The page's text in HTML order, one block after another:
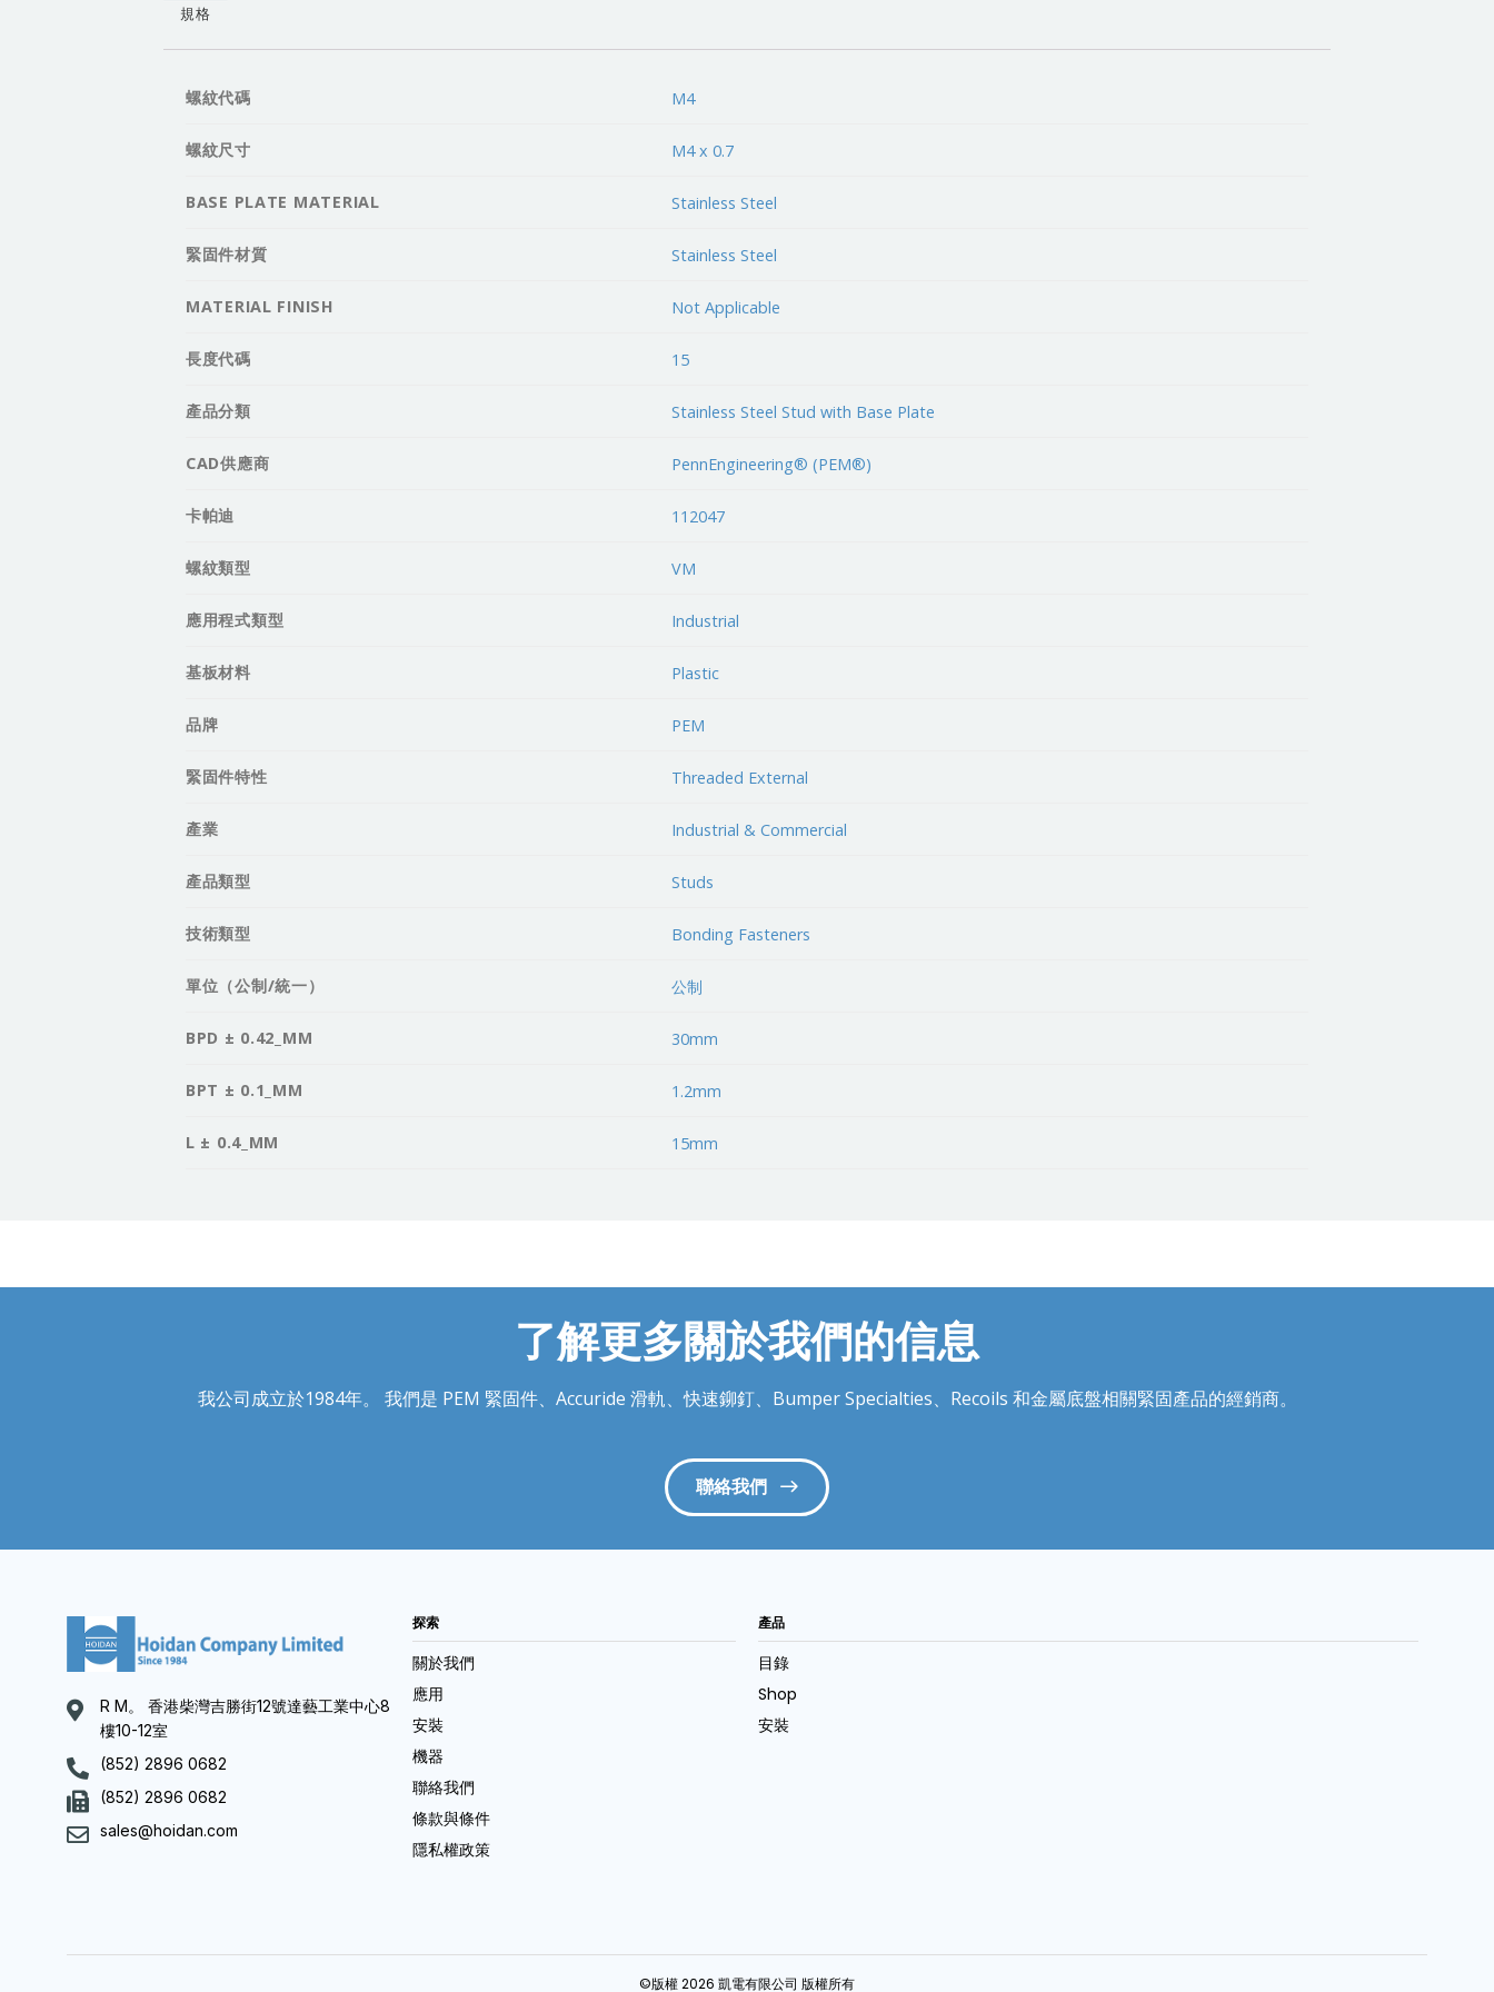
規格
螺紋代碼 M4
螺紋尺寸 M4 x 0.7
BASE PLATE MATERIAL Stainless Steel
緊固件材質 Stainless Steel
MATERIAL FINISH Not Applicable
長度代碼 15
產品分類 Stainless Steel Stud with Base Plate
CAD供應商 PennEngineering® (PEM®)
卡帕迪 112047
螺紋類型 VM
應用程式類型 Industrial
基板材料 Plastic
品牌 PEM
緊固件特性 Threaded External
產業 Industrial & Commercial
產品類型 Studs
技術類型 Bonding Fasteners
單位（公制/統一） 公制
BPD ± 0.42_MM 30mm
BPT ± 0.1_MM 1.2mm
L ± 0.4_MM 15mm
了解更多關於我們的信息
我公司成立於1984年。 我們是 PEM 緊固件、Accuride 滑軌、快速鉚釘、Bumper Specialties、Recoils 和金屬底盤相關緊固產品的經銷商。
聯絡我們
R M。 香港柴灣吉勝街12號達藝工業中心8
樓10-12室
(852) 2896 0682
(852) 2896 0682
sales@hoidan.com
探索
關於我們
應用
安裝
機器
聯絡我們
條款與條件
隱私權政策
產品
目錄
Shop
安裝
©版權 2026 凱電有限公司 版權所有